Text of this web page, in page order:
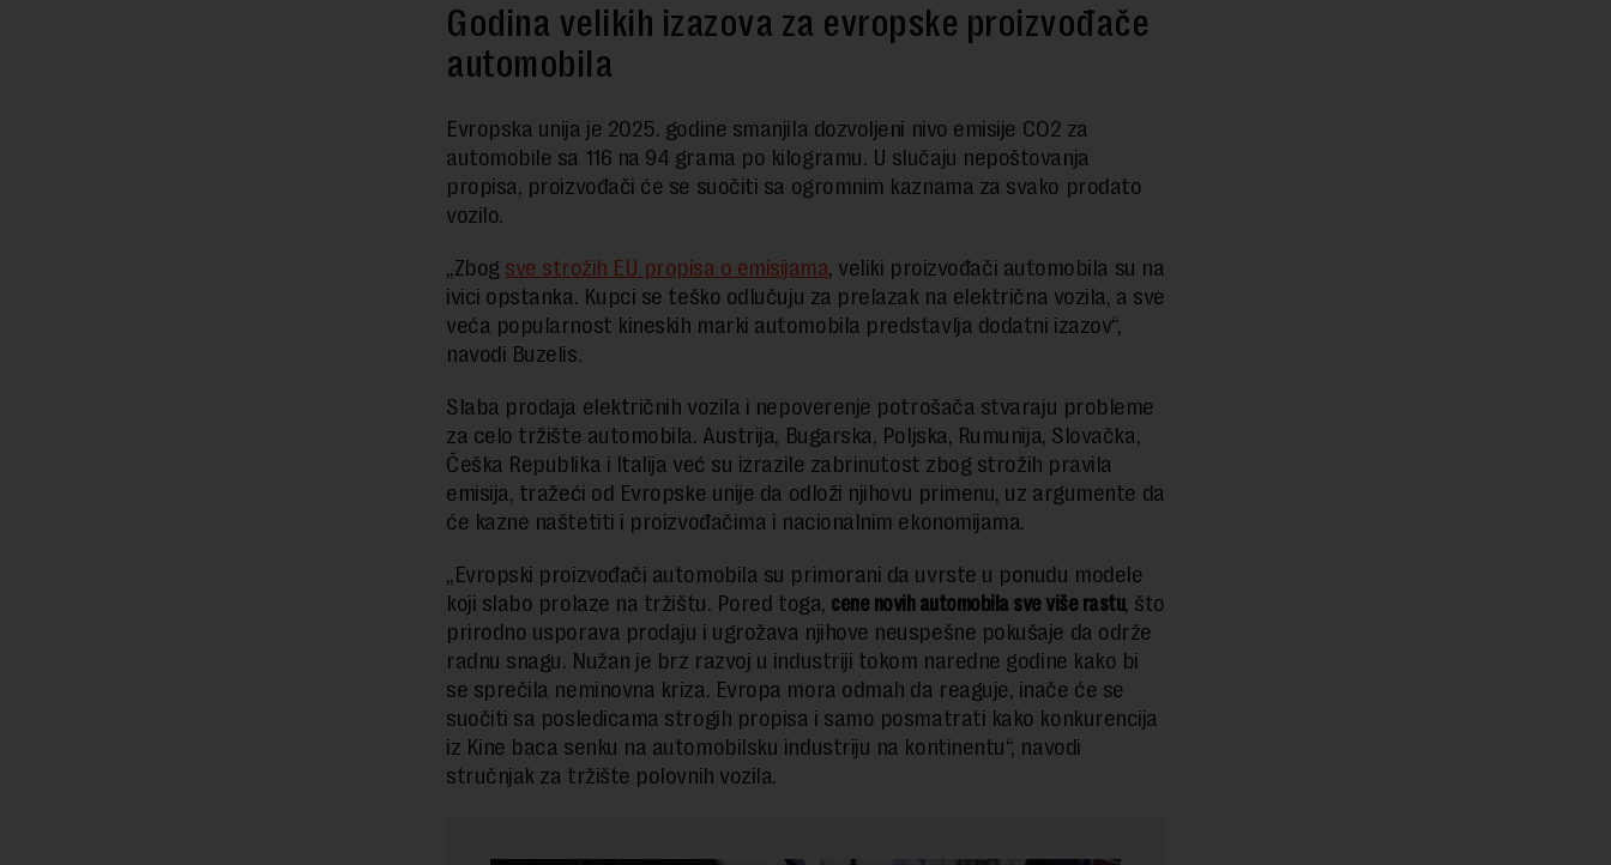
Godina velikih izazova za evropske proizvođače
automobila
Evropska unija je 2025. godine smanjila dozvoljeni nivo emisije CO2 za
automobile sa 116 na 94 grama po kilogramu. U slučaju nepoštovanja
propisa, proizvođači će se suočiti sa ogromnim kaznama za svako prodato
vozilo.
„Zbog sve strožih EU propisa o emisijama, veliki proizvođači automobila su na
ivici opstanka. Kupci se teško odlučuju za prelazak na električna vozila, a sve
veća popularnost kineskih marki automobila predstavlja dodatni izazov“,
navodi Buzelis.
Slaba prodaja električnih vozila i nepoverenje potrošača stvaraju probleme
za celo tržište automobila. Austrija, Bugarska, Poljska, Rumunija, Slovačka,
Češka Republika i Italija već su izrazile zabrinutost zbog strožih pravila
emisija, tražeći od Evropske unije da odloži njihovu primenu, uz argumente da
će kazne naštetiti i proizvođačima i nacionalnim ekonomijama.
„Evropski proizvođači automobila su primorani da uvrste u ponudu modele
koji slabo prolaze na tržištu. Pored toga, cene novih automobila sve više rastu, što
prirodno usporava prodaju i ugrožava njihove neuspešne pokušaje da održe
radnu snagu. Nužan je brz razvoj u industriji tokom naredne godine kako bi
se sprečila neminovna kriza. Evropa mora odmah da reaguje, inače će se
suočiti sa posledicama strogih propisa i samo posmatrati kako konkurencija
iz Kine baca senku na automobilsku industriju na kontinentu“, navodi
stručnjak za tržište polovnih vozila.